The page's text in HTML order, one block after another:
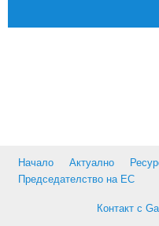
Начало Актуално
Председателство на ЕС
Контакт с